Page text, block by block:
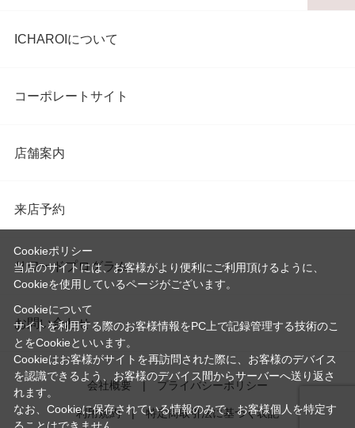
ICHAROIについて
コーポレートサイト
店舗案内
来店予約
リワードプログラム
お問い合わせ
会社概要 プライバシーポリシー
利用規約 特定商取引法に基づく表記
Cookieポリシー
当店のサイトには、お客様がより便利にご利用頂けるように、
Cookieを使用しているページがございます。
Cookieについて
サイトを利用する際のお客様情報をPC上で記録管理する技術のこ
とをCookieといいます。
Cookieはお客様がサイトを再訪問された際に、お客様のデバイス
を認識できるよう、お客様のデバイス間からサーバーへ送り返さ
れます。
なお、Cookieに保存されている情報のみで、お客様個人を特定す